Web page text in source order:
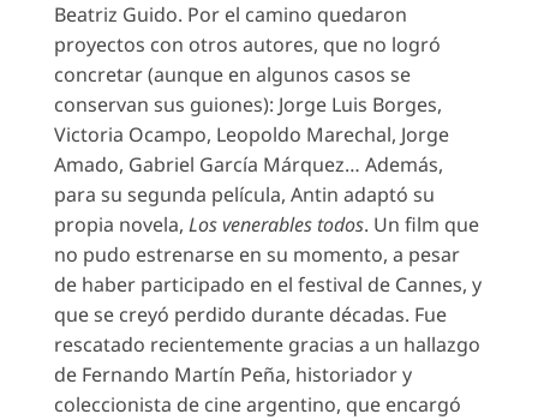
Beatriz Guido. Por el camino quedaron
proyectos con otros autores, que no logró
concretar (aunque en algunos casos se
conservan sus guiones): Jorge Luis Borges,
Victoria Ocampo, Leopoldo Marechal, Jorge
Amado, Gabriel García Márquez… Además,
para su segunda película, Antin adaptó su
propia novela, Los venerables todos. Un film que
no pudo estrenarse en su momento, a pesar
de haber participado en el festival de Cannes, y
que se creyó perdido durante décadas. Fue
rescatado recientemente gracias a un hallazgo
de Fernando Martín Peña, historiador y
coleccionista de cine argentino, que encargó